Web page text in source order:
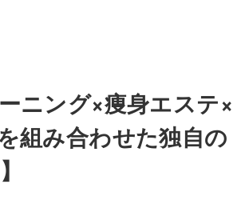
ニング×痩身エステ×
組み合わせた独自の